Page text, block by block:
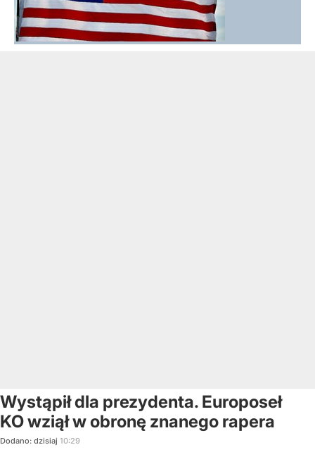
Wystąpił dla prezydenta. Europoseł
KO wziął w obronę znanego rapera
Dodano: dzisiaj 10:29